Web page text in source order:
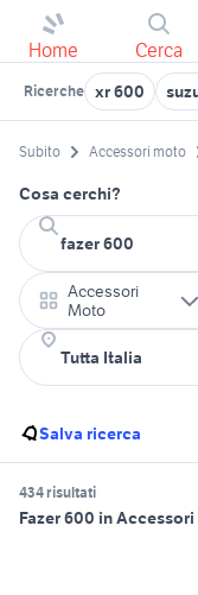
Home Cerca
Ricerche xr 600
Subito Accessori moto
Cosa cerchi?
Accessori
Moto
Salva ricerca
434 risultati
Fazer 600 in